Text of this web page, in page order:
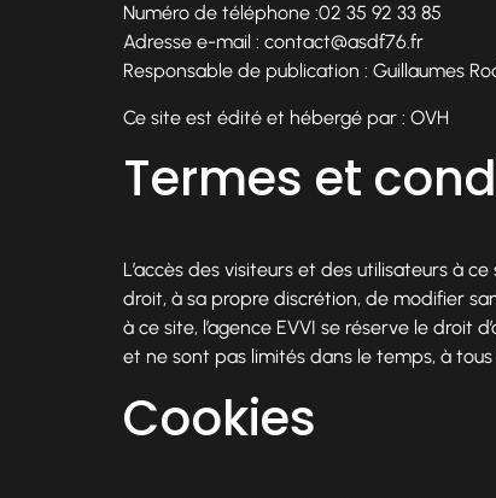
Numéro de téléphone :02 35 92 33 85
Adresse e-mail : contact@asdf76.fr
Responsable de publication : Guillaumes
Ce site est édité et hébergé par : OVH
Termes et
L’accès des visiteurs et des utilisateurs à
droit, à sa propre discrétion, de modifier
à ce site, l’agence EVVI se réserve le droit
et ne sont pas limités dans le temps, à tous
Cookies